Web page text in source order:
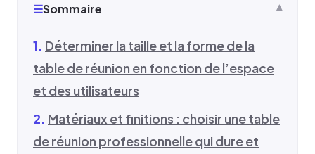
☰Sommaire
Déterminer la taille et la forme de la
table de réunion en fonction de l’espace
et des utilisateurs
Matériaux et finitions : choisir une table
de réunion professionnelle qui dure et